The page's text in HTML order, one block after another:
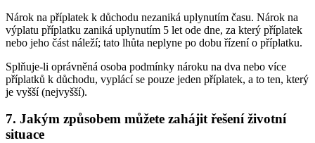
Nárok na příplatek k důchodu nezaniká uplynutím času. Nárok na
výplatu příplatku zaniká uplynutím 5 let ode dne, za který příplatek
nebo jeho část náleží; tato lhůta neplyne po dobu řízení o příplatku.
Splňuje-li oprávněná osoba podmínky nároku na dva nebo více
příplatků k důchodu, vyplácí se pouze jeden příplatek, a to ten, který
je vyšší (nejvyšší).
7. Jakým způsobem můžete zahájit řešení životní
situace